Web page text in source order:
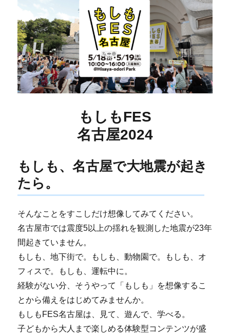
もしもFES
名古屋2024
もしも、名古屋で大地震が起き
たら。
そんなことをすこしだけ想像してみてください。
名古屋市では震度5以上の揺れを観測した地震が23年
間起きていません。
もしも、地下街で。もしも、動物園で。もしも、オ
フィスで。もしも、運転中に。
経験がない分、そうやって「もしも」を想像するこ
とから備えをはじめてみませんか。
もしもFES名古屋は、見て、遊んで、学べる。
子どもから大人まで楽しめる体験型コンテンツが盛